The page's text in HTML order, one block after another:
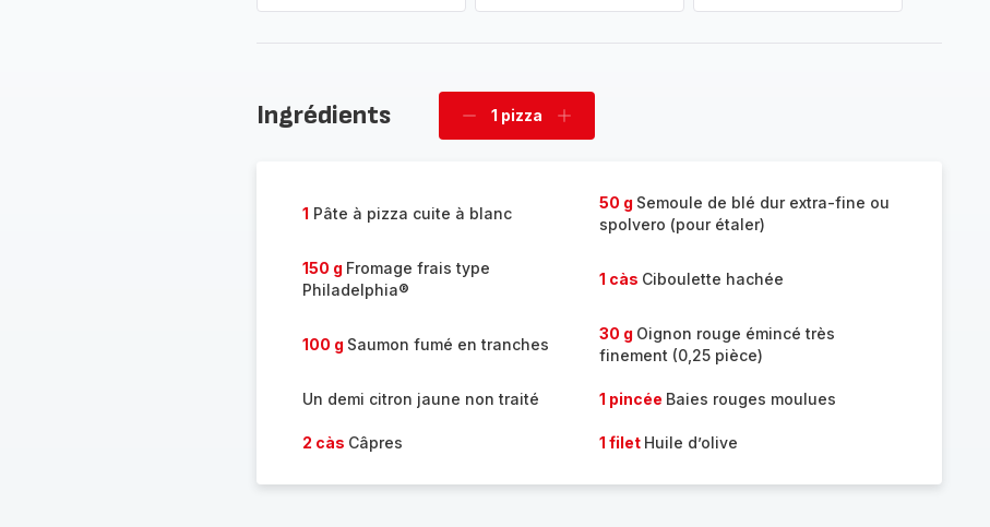
Ingrédients
Supprimer
1 pizza
Ajouter
1 Pâte à pizza cuite à blanc
50 g Semoule de blé dur extra-fine ou
spolvero (pour étaler)
150 g Fromage frais type
Philadelphia®
1 càs Ciboulette hachée
100 g Saumon fumé en tranches
30 g Oignon rouge émincé très
finement (0,25 pièce)
Un demi citron jaune non traité 1 pincée Baies rouges moulues
2 càs Câpres 1 filet Huile d’olive